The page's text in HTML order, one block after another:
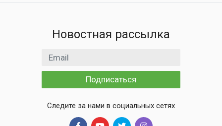
Новостная рассылка
Email адрес
Подписаться
Следите за нами в социальных сетях